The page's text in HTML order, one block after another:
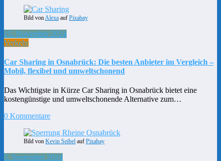
Bild von Alexa auf Pixabay
15. November 2024
Verkehr
Car Sharing in Osnabrück: Die besten Anbieter im Vergleich –
Mobil, flexibel und umweltschonend
Das Wichtigste in Kürze Car Sharing in Osnabrück bietet eine
kostengünstige und umweltschonende Alternative zum…
0 Kommentare
Bild von Kevin Seibel auf Pixabay
5. September 2024